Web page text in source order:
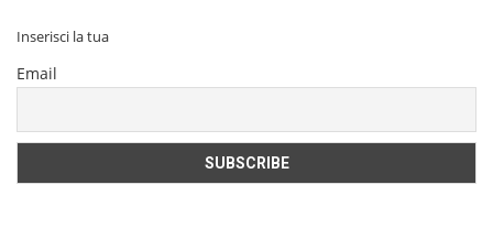
Inserisci la tua
Email